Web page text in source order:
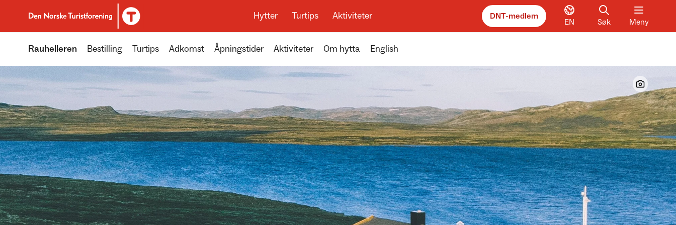
Til DNT.no forside
Hytter Turtips Aktiviteter DNT-medlem
EN Søk Meny
Rauhelleren Bestilling Turtips Adkomst Åpningstider Aktiviteter Om hytta English